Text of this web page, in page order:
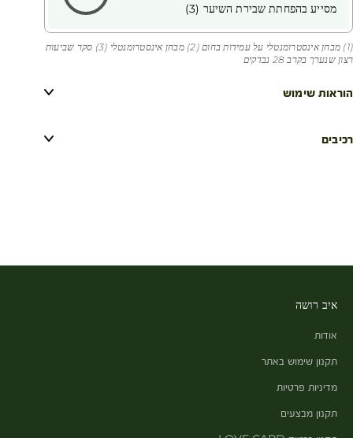
מסייע בהפחתת שבירת השיער (3)
(1) מבחן אינסטרומנטלי על עמידות בחום (2) מבחן אינסטרומנטלי (3) סקר שביעות
רצון שנערך בקרב 28 נבדקים
הוראות שימוש
רכיבים
איב רושה
אודות
תקנון שימוש באתר
מדיניות פרטיות
תקנון מבצעים